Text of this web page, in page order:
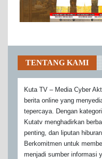
TENTANG KAMI
Kuta TV – Media Cyber
berita online yang
tepercaya. Dengan
Kutatv menghadirkan
penting, dan liputan
Berkomitmen untuk
menjadi sumber informasi